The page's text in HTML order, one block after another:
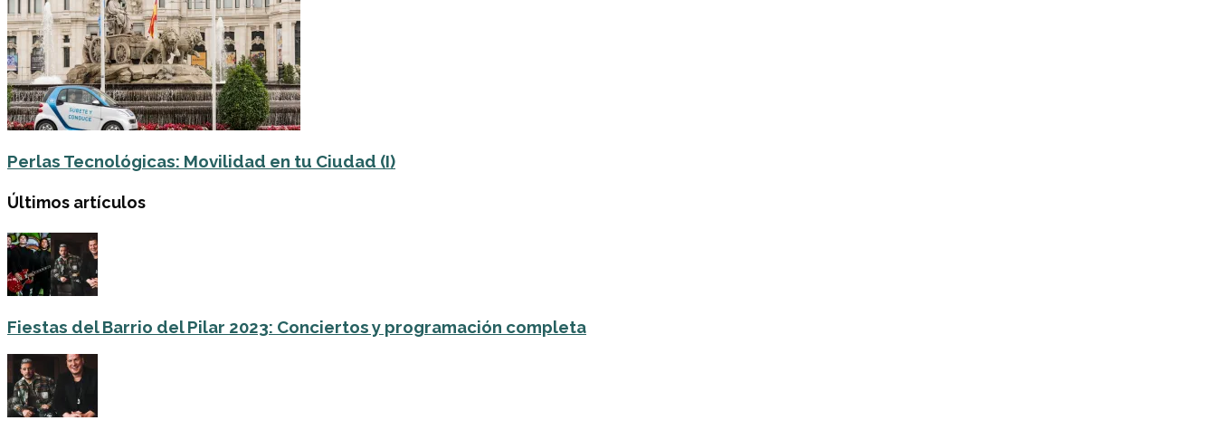
Perlas Tecnológicas: Movilidad en tu Ciudad (I)
Últimos artículos
Fiestas del Barrio del Pilar 2023: Conciertos y programación completa